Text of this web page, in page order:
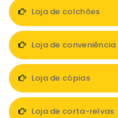
Loja de colchões
Loja de conveniência
Loja de cópias
Loja de corta-relvas